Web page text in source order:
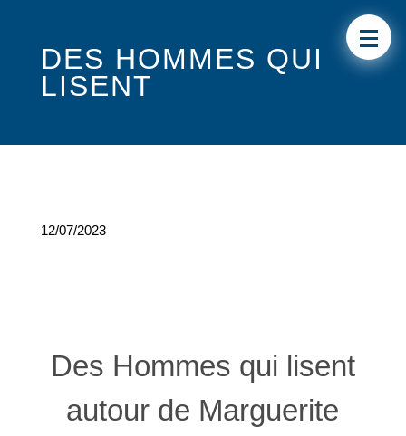
DES HOMMES QUI
LISENT
12/07/2023
Des Hommes qui lisent
autour de Marguerite